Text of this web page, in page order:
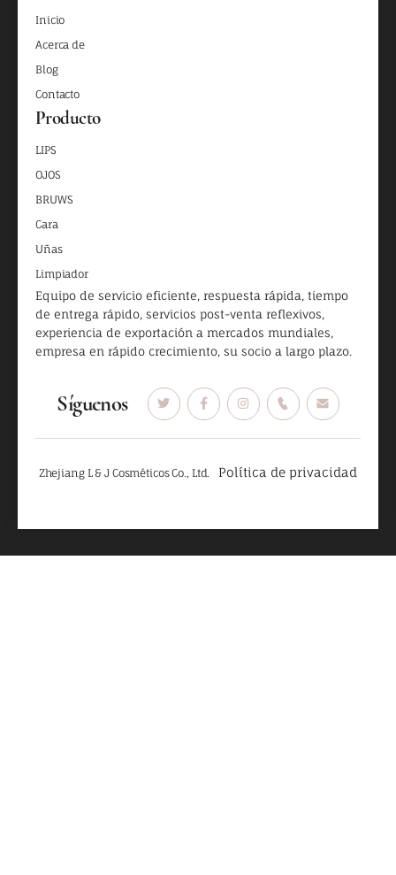
Inicio
Acerca de
Blog
Contacto
Producto
LIPS
OJOS
BRUWS
Cara
Uñas
Limpiador
Equipo de servicio eficiente, respuesta rápida, tiempo
de entrega rápido, servicios post-venta reflexivos,
experiencia de exportación a mercados mundiales,
empresa en rápido crecimiento, su socio a largo plazo.
Síguenos
Zhejiang L & J Cosméticos Co., Ltd. Política de privacidad